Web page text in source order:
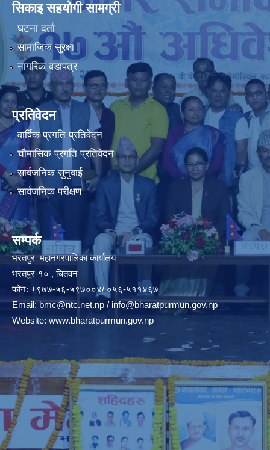
सिकाइ सहयोगी सामग्री
घटना दर्ता
सामाजिक सुरक्षा
नागरिक वडापत्र
प्रतिवेदन
वार्षिक प्रगति प्रतिवेदन
चौमासिक प्रगति प्रतिवेदन
सार्वजनिक सुनुवाई
सार्वजनिक परीक्षण
सम्पर्क
भरतपुर महानगरपालिका कार्यालय
भरतपुर-१० , चितवन
फोन: +९७७-५६-५९७००४/ ०५६-५११४६७
Email:bmc@ntc.net.np / info@bharatpurmun.gov.np
Website: www.bharatpurmun.gov.np